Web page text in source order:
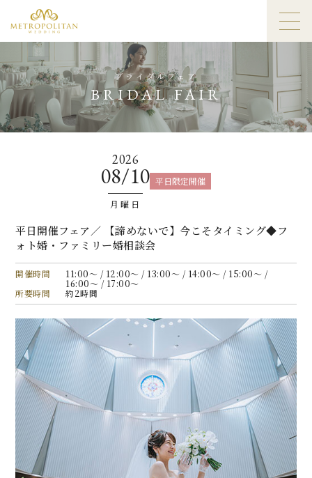
ブライダルフェア
BRIDAL FAIR
2026
08/10
月曜日
平日限定開催
平日開催フェア／ 【諦めないで】今こそタイミング◆フ
ォト婚・ファミリー婚相談会
開催時間
11:00〜 / 12:00〜 / 13:00〜 / 14:00〜 / 15:00〜 /
16:00〜 / 17:00〜
所要時間
約2時間